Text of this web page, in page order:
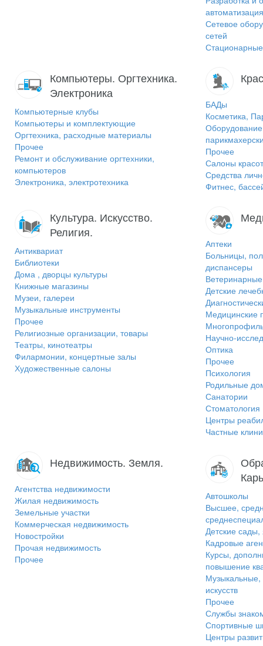
автоматизация
Сетевое
сетей
Компьютеры. Оргтехника.
Электроника
Компьютерные клубы
Компьютеры и комплектующие
Оргтехника, расходные материалы
Прочее
Ремонт и обслуживание оргтехники,
компьютеров
Электроника, электротехника
БАДы
Косметика,
Прочее
Салоны
Средства
Фитнес,
Культура. Искусство.
Религия.
Антиквариат
Библиотеки
Дома , дворцы культуры
Книжные магазины
Музеи, галереи
Музыкальные инструменты
Прочее
Религиозные организации, товары
Театры, кинотеатры
Филармонии, концертные залы
Художественные салоны
Аптеки
Больницы,
диспансеры
Детские
Медицинские
Научно-
Оптика
Прочее
Психология
Родильные
Санатории
Стоматология
Центры
Частные
Недвижимость. Земля.
Агентства недвижимости
Жилая недвижимость
Земельные участки
Коммерческая недвижимость
Новостройки
Прочая недвижимость
Прочее
Автошколы
Высшее,
Детские
Кадровые
Курсы,
повышение
искусств
Прочее
Службы
Спортивные
Центры